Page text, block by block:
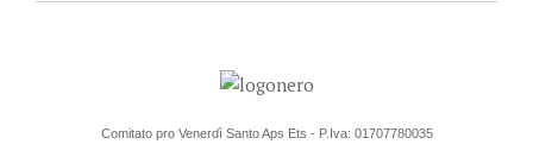
Comitato pro Venerdì Santo Aps Ets - P.Iva: 01707780035